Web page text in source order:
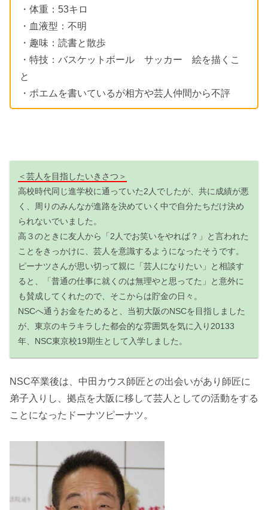
・体重：53キロ
・血液型：不明
・趣味：読書と散歩
・特技：バスケットボール サッカー 絵を描くこ
と
・ポエムを書いているが相方や芸人仲間から不評
＜芸人を目指したいきさつ＞
高校時代同じ進学校に通っていた2人でしたが、共に成績が悪
く、周りのみんなが進路を決めていく中で自分たちだけ決め
られないでいました。
高３のときに友人から「2人でお笑いをやれば？」と言われた
ことをきっかけに、芸人を意識するようになったそうです。
ピーナツさんが思い切って親に「芸人になりたい」と相談す
ると、「普通の仕事に就くのは無理やと思ってた」と意外に
も賛成してくれたので、そこからは貯金の日々。
NSCへ通うお金をためると、当初大阪のNSCを目指しました
が、東京のキラキラした都会的な雰囲気を気に入り20133
年、NSC東京校19期生として入学しました。
NSC卒業後は、中田カウス師匠との出会いがあり師匠に
弟子入りし、拠点を大阪に移して芸人としての活動をする
ことになったドーナツピーナツ。